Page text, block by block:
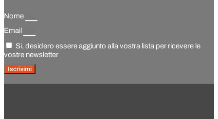
Nome
Email
Si, desidero essere aggiunto alla vostra lista per ricevere le
vostre newsletter
Iscrivimi